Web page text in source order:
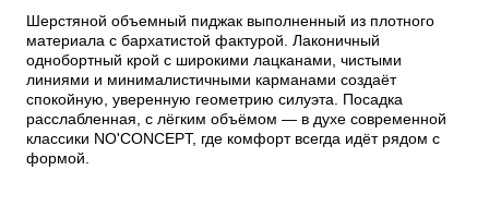
Шерстяной объемный пиджак выполненный из плотного
материала с бархатистой фактурой. Лаконичный
однобортный крой с широкими лацканами, чистыми
линиями и минималистичными карманами создаёт
спокойную, уверенную геометрию силуэта. Посадка
расслабленная, с лёгким объёмом — в духе современной
классики NO'CONCEPT, где комфорт всегда идёт рядом с
формой.